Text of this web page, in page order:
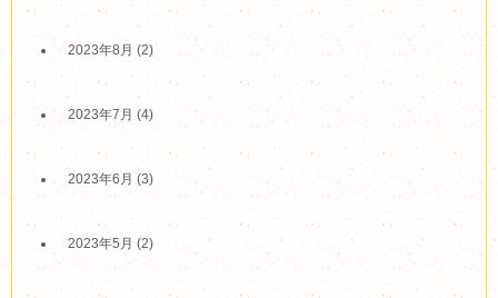
2023年8月 (2)
2023年7月 (4)
2023年6月 (3)
2023年5月 (2)